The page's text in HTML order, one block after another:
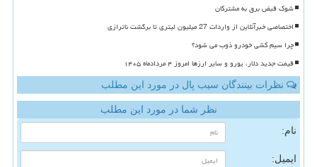
شوک قبض برق به مشترکان
اختصاصی خبرآنلاین از واردات 27 میلیون لیتری تا برگشت ناترازی
چرا سیم کشی خودرو ذوب می شود؟
قیمت جدید دلار، یورو و سایر ارزها امروز ۴ مردادماه ۱۴۰۵
نظرات بینندگان سیب پال در مورد این مطلب
نظر شما در مورد این مطلب
نام:
ایمیل: